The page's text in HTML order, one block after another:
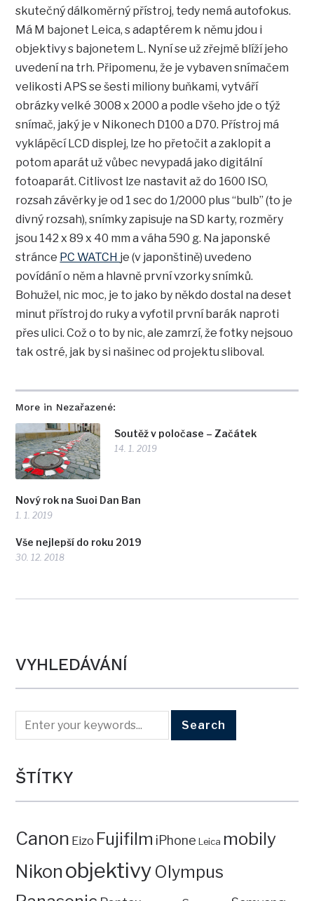
More in Nezařazené:
Soutěž v poločase – Začátek
14. 1. 2019
Nový rok na Suoi Dan Ban
1. 1. 2019
Vše nejlepší do roku 2019
30. 12. 2018
skutečný dálkoměrný přístroj, tedy nemá autofokus.
Má M bajonet Leica, s adaptérem k němu jdou i
objektivy s bajonetem L. Nyní se už zřejmě blíží jeho
uvedení na trh. Připomenu, že je vybaven snímačem
velikosti APS se šesti miliony buňkami, vytváří
obrázky velké 3008 x 2000 a podle všeho jde o týž
snímač, jaký je v Nikonech D100 a D70. Přístroj má
vyklápěcí LCD displej, lze ho přetočit a zaklopit a
potom aparát už vůbec nevypadá jako digitální
fotoaparát. Citlivost lze nastavit až do 1600 ISO,
rozsah závěrky je od 1 sec do 1/2000 plus “bulb” (to je
divný rozsah), snímky zapisuje na SD karty, rozměry
jsou 142 x 89 x 40 mm a váha 590 g. Na japonské
stránce PC WATCH je (v japonštině) uvedeno
povídání o něm a hlavně první vzorky snímků.
Bohužel, nic moc, je to jako by někdo dostal na deset
minut přístroj do ruky a vyfotil první barák naproti
přes ulici. Což o to by nic, ale zamrzí, že fotky nejsouo
tak ostré, jak by si našinec od projektu sliboval.
VYHLEDÁVÁNÍ
ŠTÍTKY
Canon Eizo Fujifilm iPhone Leica mobily
Nikon objektivy Olympus